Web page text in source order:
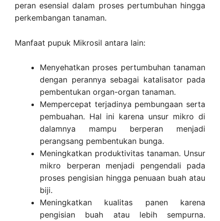
peran esensial dalam proses pertumbuhan hingga
perkembangan tanaman.
Manfaat pupuk Mikrosil antara lain:
Menyehatkan proses pertumbuhan tanaman
dengan perannya sebagai katalisator pada
pembentukan organ-organ tanaman.
Mempercepat terjadinya pembungaan serta
pembuahan. Hal ini karena unsur mikro di
dalamnya mampu berperan menjadi
perangsang pembentukan bunga.
Meningkatkan produktivitas tanaman. Unsur
mikro berperan menjadi pengendali pada
proses pengisian hingga penuaan buah atau
biji.
Meningkatkan kualitas panen karena
pengisian buah atau lebih sempurna.